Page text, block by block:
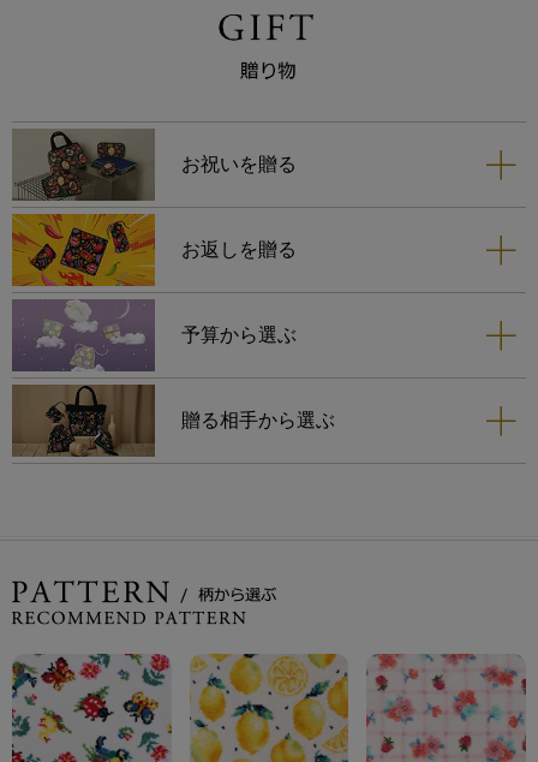
お祝いを贈る
お返しを贈る
予算から選ぶ
贈る相手から選ぶ